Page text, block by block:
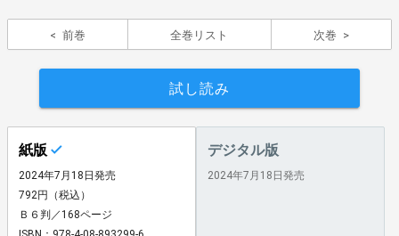
前巻 全巻リスト 次巻
試し読み
紙版
2024年7月18日発売
792円（税込）
Ｂ６判／168ページ
デジタル版
2024年7月18日発売